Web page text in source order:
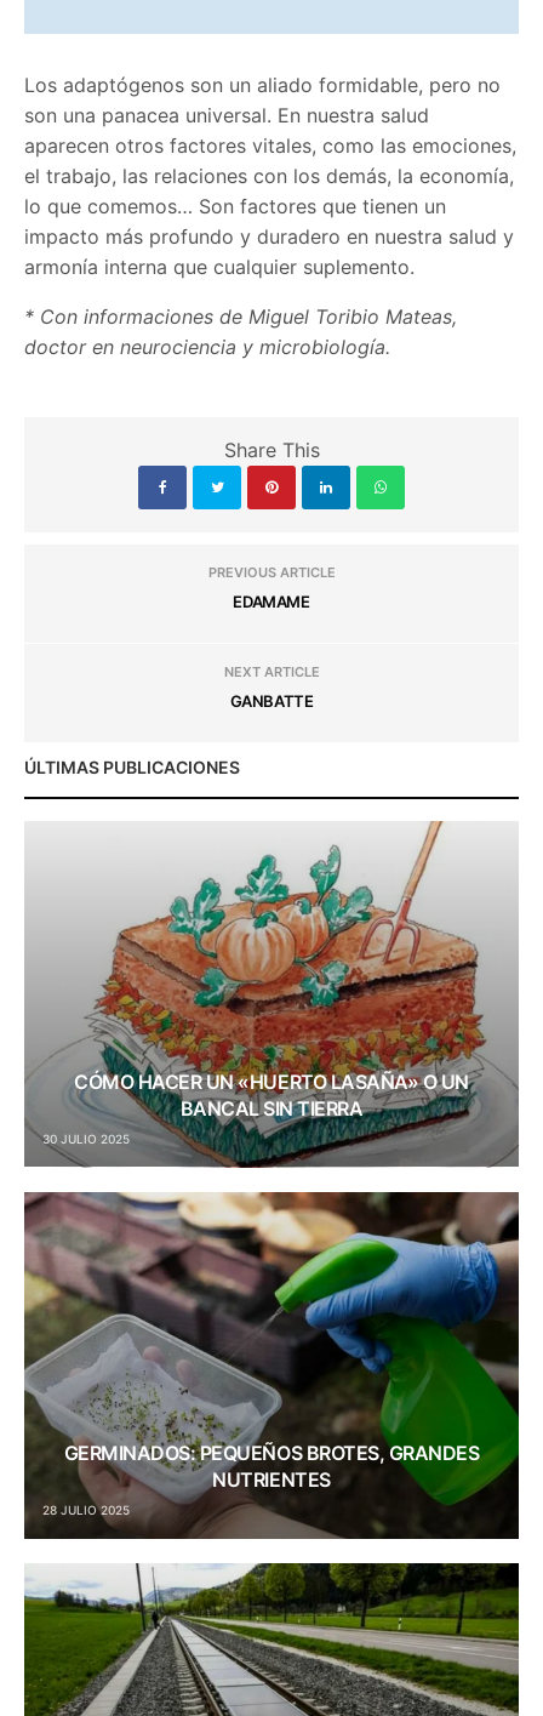
Los adaptógenos son un aliado formidable, pero no
son una panacea universal. En nuestra salud
aparecen otros factores vitales, como las emociones,
el trabajo, las relaciones con los demás, la economía,
lo que comemos… Son factores que tienen un
impacto más profundo y duradero en nuestra salud y
armonía interna que cualquier suplemento.
* Con informaciones deMiguel Toribio Mateas,
doctor en neurociencia y microbiología.
Share This
PREVIOUS ARTICLE
EDAMAME
NEXT ARTICLE
GANBATTE
ÚLTIMAS PUBLICACIONES
CÓMO HACER UN «HUERTO LASAÑA» O UN
BANCAL SIN TIERRA
30 JULIO 2025
GERMINADOS: PEQUEÑOS BROTES, GRANDES
NUTRIENTES
28 JULIO 2025